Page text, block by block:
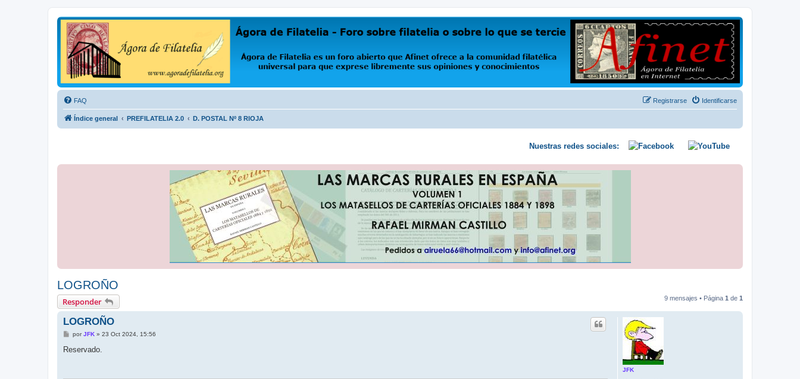
Ágora de Filatelia
Foro sobre filatelia o sobre lo que se tercie. Ágora de Filatelia es un foro abierto que Afinet ofrece a la comunidad filatélica universal para que exprese libremente sus opiniones y conocimientos
FAQ Identificarse
Registrarse
Índice general PREFILATELIA 2.0 D. POSTAL Nº 8 RIOJA
Nuestras redes sociales:
LOGROÑO
Responder 9 mensajes • Página 1 de 1
JFK
LOGROÑO
M
n
porJFK» 23 Oct 2024, 15:56
Reservado.